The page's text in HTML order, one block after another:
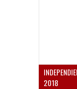
2018